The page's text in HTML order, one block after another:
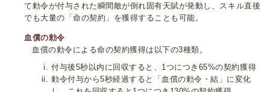
て勅令が付与された瞬間敵が倒れ固有天賦が発動し、スキル直後
でも大量の「命の契約」を獲得することも可能。
血償の勅令
血償の勅令による命の契約獲得は以下の3種類。
付与後5秒以内に回収すると、1つにつき65%の契約獲得
勅令付与から5秒経過すると「血償の勅令・結」に変化